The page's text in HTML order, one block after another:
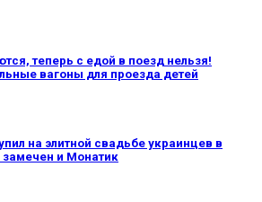
теперь с едой в поезд нельзя!
вагоны для проезда детей
на элитной свадьбе украинцев в
и Монатик